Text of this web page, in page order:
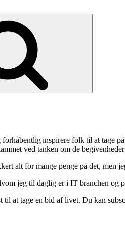
inspirere folk til at tage
ved tanken om de
alt for mange penge på det,
jeg til daglig er i IT branchen
til at tage en bid af livet. Du kan